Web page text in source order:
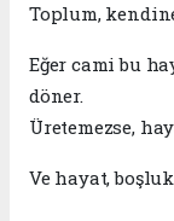
Toplum,
Eğer cami bu
döner.
Üretemezse,
Ve hayat,